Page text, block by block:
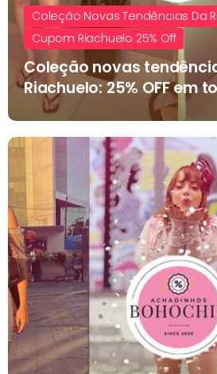
Coleção Novas Tendências Da
Cupom Riachuelo 25% Off
Coleção novas
Riachuelo: 25% OFF em